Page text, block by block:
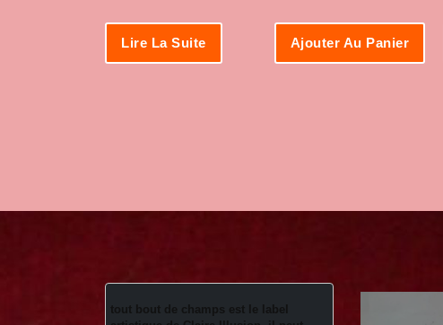
Lire La Suite Ajouter Au Panier
tout bout de champs est le label